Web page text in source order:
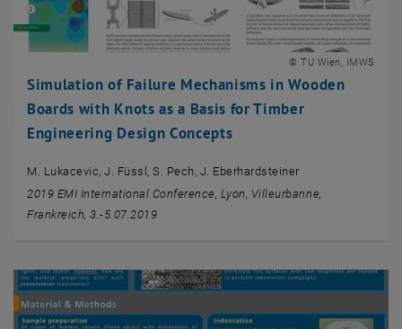
Simulation of Failure Mechanisms in Wooden
Boards with Knots as a Basis for Timber
Engineering Design Concepts
© TU Wien, IMWS
M. Lukacevic, J. Füssl, S. Pech, J. Eberhardsteiner
2019 EMI International Conference, Lyon, Villeurbanne,
Frankreich, 3.-5.07.2019